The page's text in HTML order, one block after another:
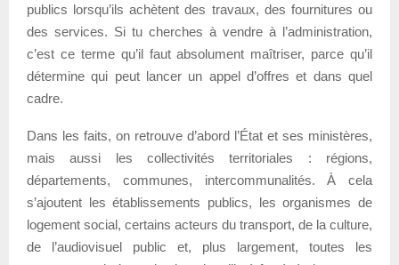
publics lorsqu’ils achètent des travaux, des fournitures ou
des services. Si tu cherches à vendre à l’administration,
c’est ce terme qu’il faut absolument maîtriser, parce qu’il
détermine qui peut lancer un appel d’offres et dans quel
cadre.
Dans les faits, on retrouve d’abord l’État et ses ministères,
mais aussi les collectivités territoriales : régions,
départements, communes, intercommunalités. À cela
s’ajoutent les établissements publics, les organismes de
logement social, certains acteurs du transport, de la culture,
de l’audiovisuel public et, plus largement, toutes les